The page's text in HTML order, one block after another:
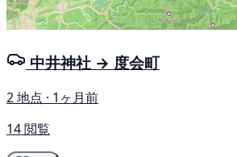
中井神社 → 度会町
2 地点 · 1ヶ月前
14 閲覧